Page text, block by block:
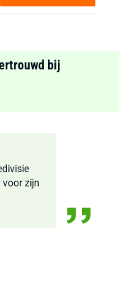
bij
voor zijn